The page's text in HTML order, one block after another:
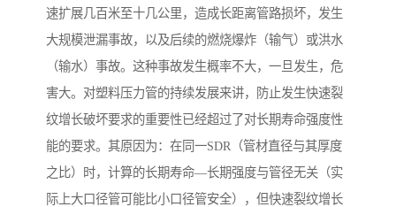
速扩展几百米至十几公里，造成长距离管路损坏，发生
大规模泄漏事故，以及后续的燃烧爆炸（输气）或洪水
（输水）事故。这种事故发生概率不大，一旦发生，危
害大。对塑料压力管的持续发展来讲，防止发生快速裂
纹增长破坏要求的重要性已经超过了对长期寿命强度性
能的要求。其原因为：在同一SDR（管材直径与其厚度
之比）时，计算的长期寿命—长期强度与管径无关（实
际上大口径管可能比小口径管安全），但快速裂纹增长